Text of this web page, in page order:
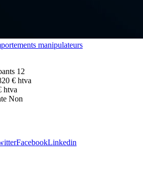
manipulateurs
12
€ htva
htva
Non
FacebookLinkedin